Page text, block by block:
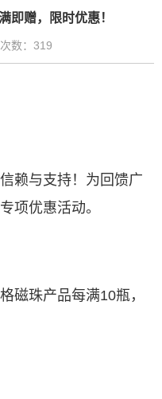
即赠，限时优惠！
数：319
赖与支持！为回馈广
项优惠活动。
磁珠产品每满10瓶，